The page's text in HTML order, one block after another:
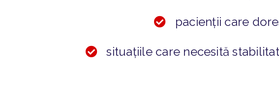
pacienții care
situațiile care necesită